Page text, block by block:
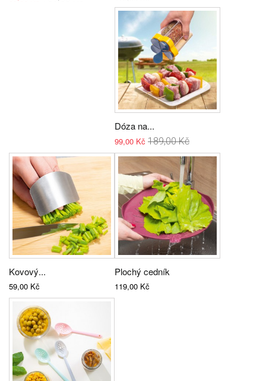
Dóza na...
99,00 Kč 189,00 Kč
Kovový...
59,00 Kč
Plochý cedník
119,00 Kč